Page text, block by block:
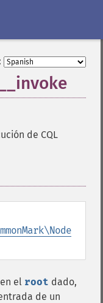
de CQL
el root dado,
de un